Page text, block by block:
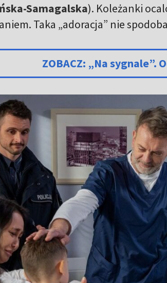
Samagalska). Koleżanki
Taka „adoracja” nie
ZOBACZ: „Na sygnale”.